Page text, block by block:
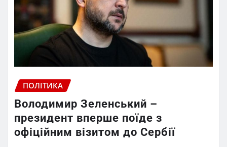
ПОЛІТИКА
Володимир Зеленський –
президент вперше поїде з
офіційним візитом до Сербії